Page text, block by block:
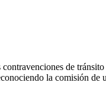
de tránsito
la comisión de